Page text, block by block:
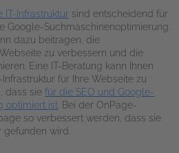
IT-Infrastruktur sind entscheidend für
Google-Suchmaschinenoptimierung.
dazu beitragen, die
zu verbessern und die
Eine IT-Beratung kann Ihnen
für Ihre Webseite zu
dass sie für die SEO und Google-
optimiert ist . Bei der OnPage-
so verbessert werden, dass sie
wird.